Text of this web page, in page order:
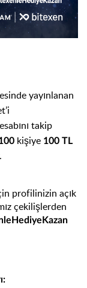
yayınlanan
takip
kişiye 100 TL
profilinizin açık
çekilişlerden